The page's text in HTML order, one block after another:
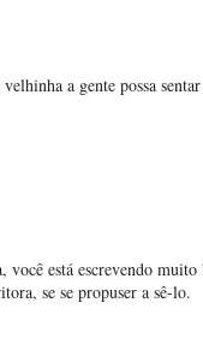
a gente possa
está escrevendo
se se propuser a sê-lo.